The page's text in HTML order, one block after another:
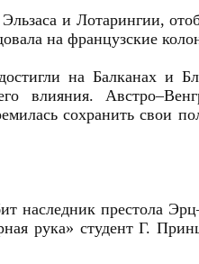
и Лотарингии,
на французские
на Балканах и
влияния.
сохранить свои
наследник престола
рука» студент Г.